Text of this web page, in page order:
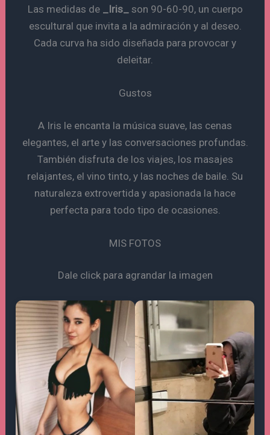
Las medidas de _Iris_son 90-60-90, un cuerpo
escultural que invita a la admiración y al deseo.
Cada curva ha sido diseñada para provocar y
deleitar.
Gustos
A Iris le encanta la música suave, las cenas
elegantes, el arte y las conversaciones profundas.
También disfruta de los viajes, los masajes
relajantes, el vino tinto, y las noches de baile. Su
naturaleza extrovertida y apasionada la hace
perfecta para todo tipo de ocasiones.
MIS FOTOS
Dale click para agrandar la imagen